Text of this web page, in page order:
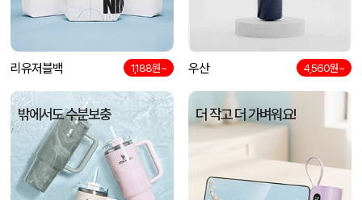
리유저블백 1,188원~ 우산 4,560원~
밖에서도 수분보충 더 작고 더 가벼워요!